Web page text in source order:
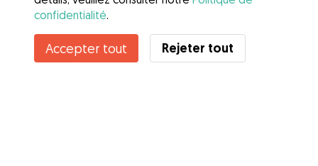
Contacter Mourad
Connaissez-vous les avantages de Gudog ? Voir plus
confidentialité.
Accepter tout Rejeter tout